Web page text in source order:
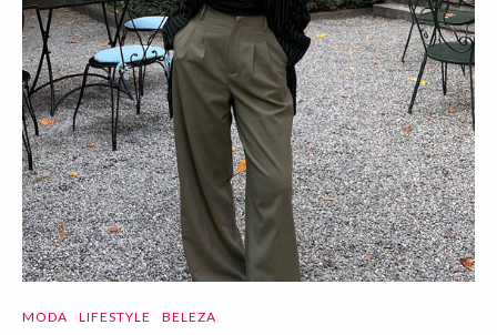
MODA LIFESTYLE BELEZA